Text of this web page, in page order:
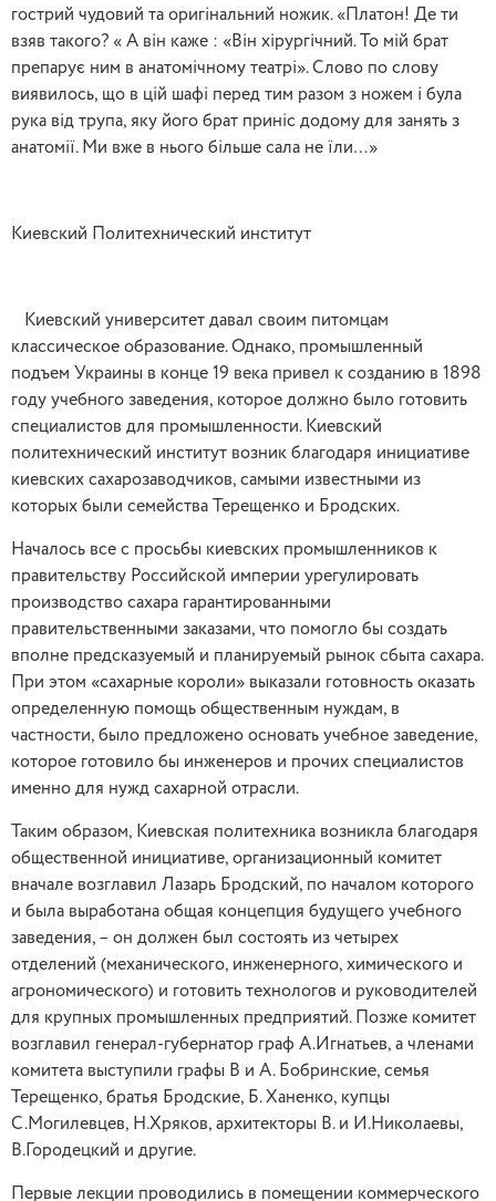
гострий чудовий та оригінальний ножик. «Платон! Де ти
взяв такого? « А він каже : «Він хірургічний. То мій брат
препарує ним в анатомічному театрі». Слово по слову
виявилось, що в цій шафі перед тим разом з ножем і була
рука від трупа, яку його брат приніс додому для занять з
анатомії. Ми вже в нього більше сала не їли…»
Киевский Политехнический институт
Киевский университет давал своим питомцам
классическое образование. Однако, промышленный
подъем Украины в конце 19 века привел к созданию в 1898
году учебного заведения, которое должно было готовить
специалистов для промышленности. Киевский
политехнический институт возник благодаря инициативе
киевских сахарозаводчиков, самыми известными из
которых были семейства Терещенко и Бродских.
Началось все с просьбы киевских промышленников к
правительству Российской империи урегулировать
производство сахара гарантированными
правительственными заказами, что помогло бы создать
вполне предсказуемый и планируемый рынок сбыта сахара.
При этом «сахарные короли» выказали готовность оказать
определенную помощь общественным нуждам, в
частности, было предложено основать учебное заведение,
которое готовило бы инженеров и прочих специалистов
именно для нужд сахарной отрасли.
Таким образом, Киевская политехника возникла благодаря
общественной инициативе, организационный комитет
вначале возглавил Лазарь Бродский, по началом которого
и была выработана общая концепция будущего учебного
заведения, – он должен был состоять из четырех
отделений (механического, инженерного, химического и
агрономического) и готовить технологов и руководителей
для крупных промышленных предприятий. Позже комитет
возглавил генерал-губернатор граф А.Игнатьев, а членами
комитета выступили графы В и А. Бобринские, семья
Терещенко, братья Бродские, Б. Ханенко, купцы
С.Могилевцев, Н.Хряков, архитекторы В. и И.Николаевы,
В.Городецкий и другие.
Первые лекции проводились в помещении коммерческого